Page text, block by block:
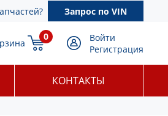
Запрос по VIN
0
Войти
Регистрация
КОНТАКТЫ